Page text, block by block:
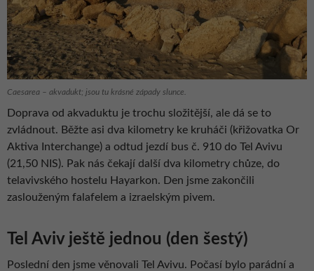
Caesarea – akvadukt; jsou tu krásné západy slunce.
Doprava od akvaduktu je trochu složitější, ale dá se to
zvládnout. Běžte asi dva kilometry ke kruháči (křižovatka Or
Aktiva Interchange) a odtud jezdí bus č. 910 do Tel Avivu
(21,50 NIS). Pak nás čekají další dva kilometry chůze, do
telavivského hostelu Hayarkon. Den jsme zakončili
zaslouženým falafelem a izraelským pivem.
Tel Aviv ještě jednou (den šestý)
Poslední den jsme věnovali Tel Avivu. Počasí bylo parádní a